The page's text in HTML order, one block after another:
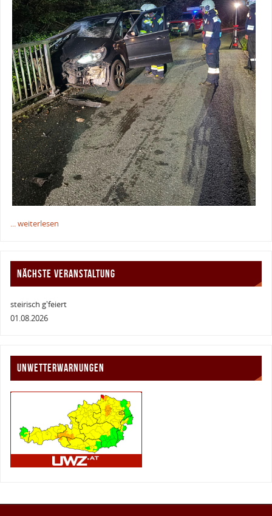
... weiterlesen
NÄCHSTE VERANSTALTUNG
steirisch g'feiert
01.08.2026
UNWETTERWARNUNGEN